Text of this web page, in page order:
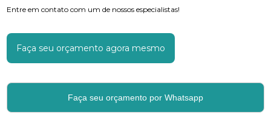
Entre em contato com um de nossos especialistas!
Faça seu orçamento agora mesmo
Faça seu orçamento por Whatsapp